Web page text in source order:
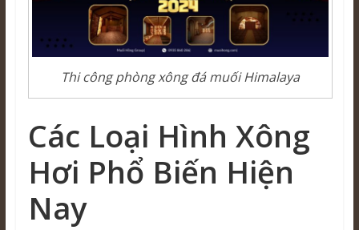
Thi công phòng xông đá muối Himalaya
Các Loại Hình Xông
Hơi Phổ Biến Hiện
Nay